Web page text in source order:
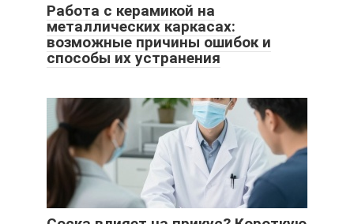
Работа с керамикой на
металлических каркасах:
возможные причины ошибок и
способы их устранения